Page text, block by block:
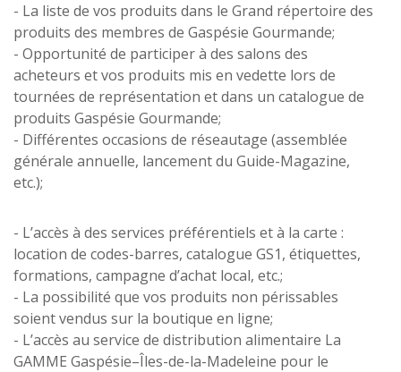
- La liste de vos produits dans le Grand répertoire des
produits des membres de Gaspésie Gourmande;
- Opportunité de participer à des salons des
acheteurs et vos produits mis en vedette lors de
tournées de représentation et dans un catalogue de
produits Gaspésie Gourmande;
- Différentes occasions de réseautage (assemblée
générale annuelle, lancement du Guide-Magazine,
etc.);
- L’accès à des services préférentiels et à la carte :
location de codes-barres, catalogue GS1, étiquettes,
formations, campagne d’achat local, etc.;
- La possibilité que vos produits non périssables
soient vendus sur la boutique en ligne;
- L’accès au service de distribution alimentaire La
GAMME Gaspésie–Îles-de-la-Madeleine pour le